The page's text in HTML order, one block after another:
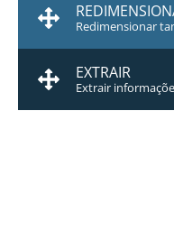
Redimensionar
EXTRAIR
Extrair